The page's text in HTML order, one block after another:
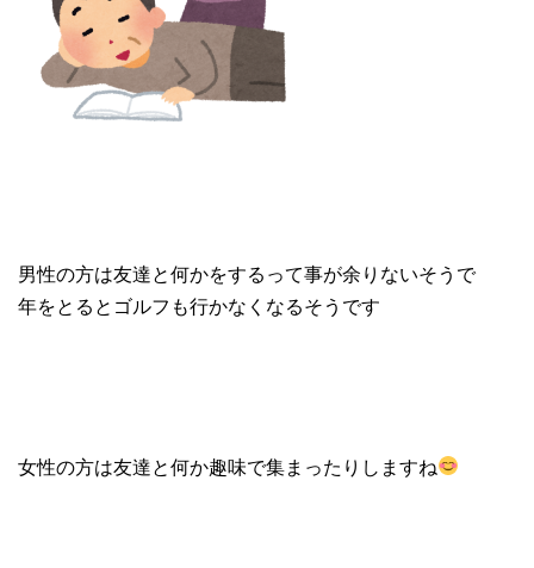
男性の方は友達と何かをするって事が余りないそうで
年をとるとゴルフも行かなくなるそうです
女性の方は友達と何か趣味で集まったりしますね